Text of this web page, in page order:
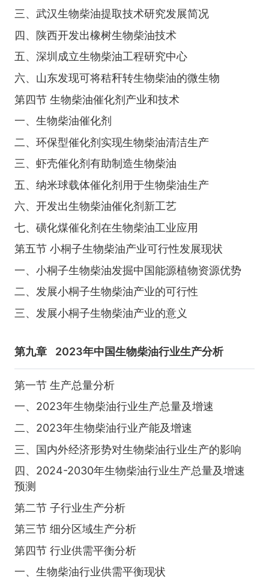
三、武汉生物柴油提取技术研究发展简况
四、陕西开发出橡树生物柴油技术
五、深圳成立生物柴油工程研究中心
六、山东发现可将秸秆转生物柴油的微生物
第四节 生物柴油催化剂产业和技术
一、生物柴油催化剂
二、环保型催化剂实现生物柴油清洁生产
三、虾壳催化剂有助制造生物柴油
五、纳米球载体催化剂用于生物柴油生产
六、开发出生物柴油催化剂新工艺
七、磺化煤催化剂在生物柴油工业应用
第五节 小桐子生物柴油产业可行性发展现状
一、小桐子生物柴油发掘中国能源植物资源优势
二、发展小桐子生物柴油产业的可行性
三、发展小桐子生物柴油产业的意义
第九章 2023年中国生物柴油行业生产分析
第一节 生产总量分析
一、2023年生物柴油行业生产总量及增速
二、2023年生物柴油行业产能及增速
三、国内外经济形势对生物柴油行业生产的影响
四、2024-2030年生物柴油行业生产总量及增速
预测
第二节 子行业生产分析
第三节 细分区域生产分析
第四节 行业供需平衡分析
一、生物柴油行业供需平衡现状